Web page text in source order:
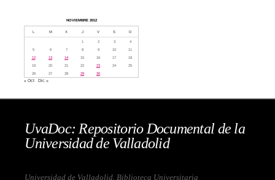
NOVIEMBRE 2012
L M X J V S D
1 2 3
4
5
6 7 8 9 10
11
12
13 14 15 16 17
18
19
20 21 22 23 24
25
26
27 28 29 30
« Oct Dic »
UvaDoc: Repositorio Documental de la
Universidad de Valladolid
Universidad de Valladolid. Biblioteca Universitaria